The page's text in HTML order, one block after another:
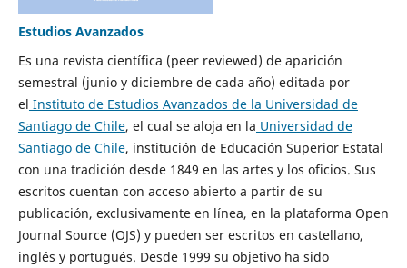
Estudios Avanzados
Es una revista científica (peer reviewed) de aparición
semestral (junio y diciembre de cada año) editada por
el Instituto de Estudios Avanzados de la Universidad de
Santiago de Chile, el cual se aloja en la Universidad de
Santiago de Chile, institución de Educación Superior Estatal
con una tradición desde 1849 en las artes y los oficios. Sus
escritos cuentan con acceso abierto a partir de su
publicación, exclusivamente en línea, en la plataforma Open
Journal Source (OJS) y pueden ser escritos en castellano,
inglés y portugués. Desde 1999 su objetivo ha sido